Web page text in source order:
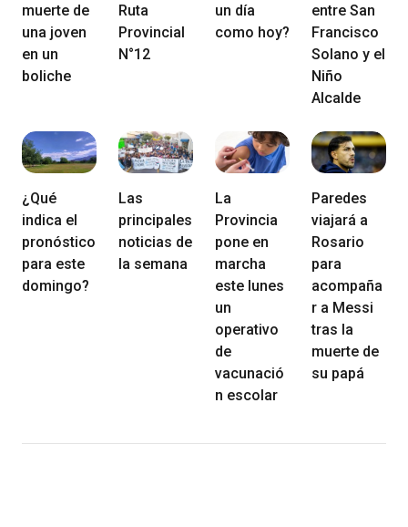
muerte de
una joven
en un
boliche
Ruta
Provincial
N°12
un día
como hoy?
entre San
Francisco
Solano y el
Niño
Alcalde
¿Qué
indica el
pronóstico
para este
domingo?
Las
principales
noticias de
la semana
La
Provincia
pone en
marcha
este lunes
un
operativo
de
vacunació
n escolar
Paredes
viajará a
Rosario
para
acompaña
r a Messi
tras la
muerte de
su papá